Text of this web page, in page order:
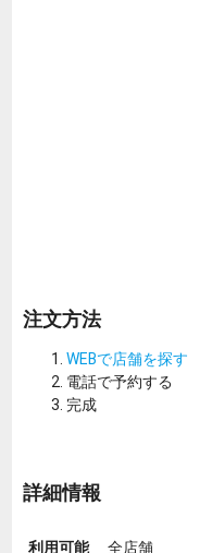
注文方法
WEBで店舗を探す
電話で予約する
完成
詳細情報
利用可能 全店舗